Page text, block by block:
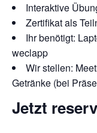
Interaktive
Zertifikat als
Ihr benötigt:
weclapp
Wir stellen:
Getränke (bei
Jetzt